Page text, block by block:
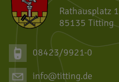
Rathausplatz 1
85135 Titting
08423/9921-0
info@titting.de